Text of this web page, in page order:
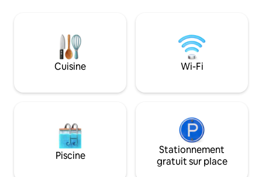
Avantages ✨ bonus : Arrivée autonome
de 15h00 à 21 h 00 (arrivée🌟 tardive sur
demande) - Départ jusqu'à 11 h 00
Supermarché et cafés au coin de la rue
couvert orienté
vous détendre
ensoleillés.
Cuisine Wi-Fi
Piscine
Stationnement
gratuit sur place